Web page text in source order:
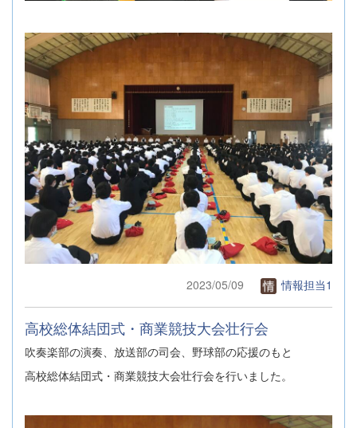
2023/05/09 情報担当1
高校総体結団式・商業競技大会壮行会
吹奏楽部の演奏、放送部の司会、野球部の応援のもと
高校総体結団式・商業競技大会壮行会を行いました。